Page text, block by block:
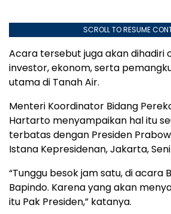
SCROLL TO RESUME
Acara tersebut juga akan dihadiri
investor, ekonom, serta
utama di Tanah Air.
Menteri Koordinator Bidang
Hartarto menyampaikan hal itu
terbatas dengan Presiden
Istana Kepresidenan, Jakarta,
“Tunggu besok jam satu, di acara
Bapindo. Karena yang akan
itu Pak Presiden,” katanya.